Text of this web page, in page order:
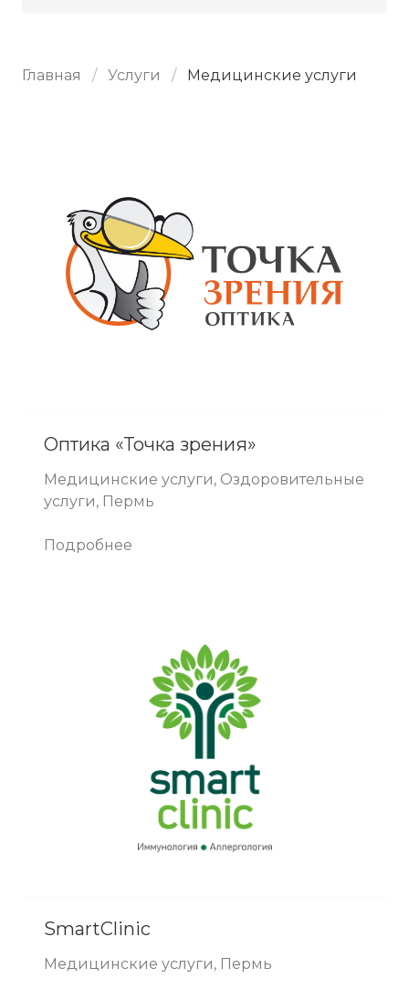
Главная Услуги Медицинские услуги
Оптика «Точка зрения»
Медицинские услуги, Оздоровительные
услуги, Пермь
Подробнее
SmartClinic
Медицинские услуги, Пермь